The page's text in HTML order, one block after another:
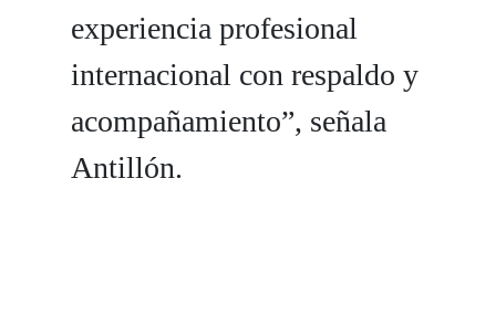
experiencia profesional
internacional con respaldo y
acompañamiento”, señala
Antillón.